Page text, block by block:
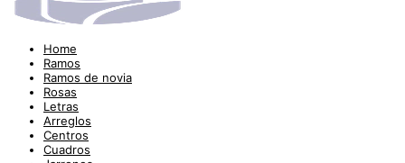
Home
Ramos
Ramos de novia
Rosas
Letras
Arreglos
Centros
Cuadros